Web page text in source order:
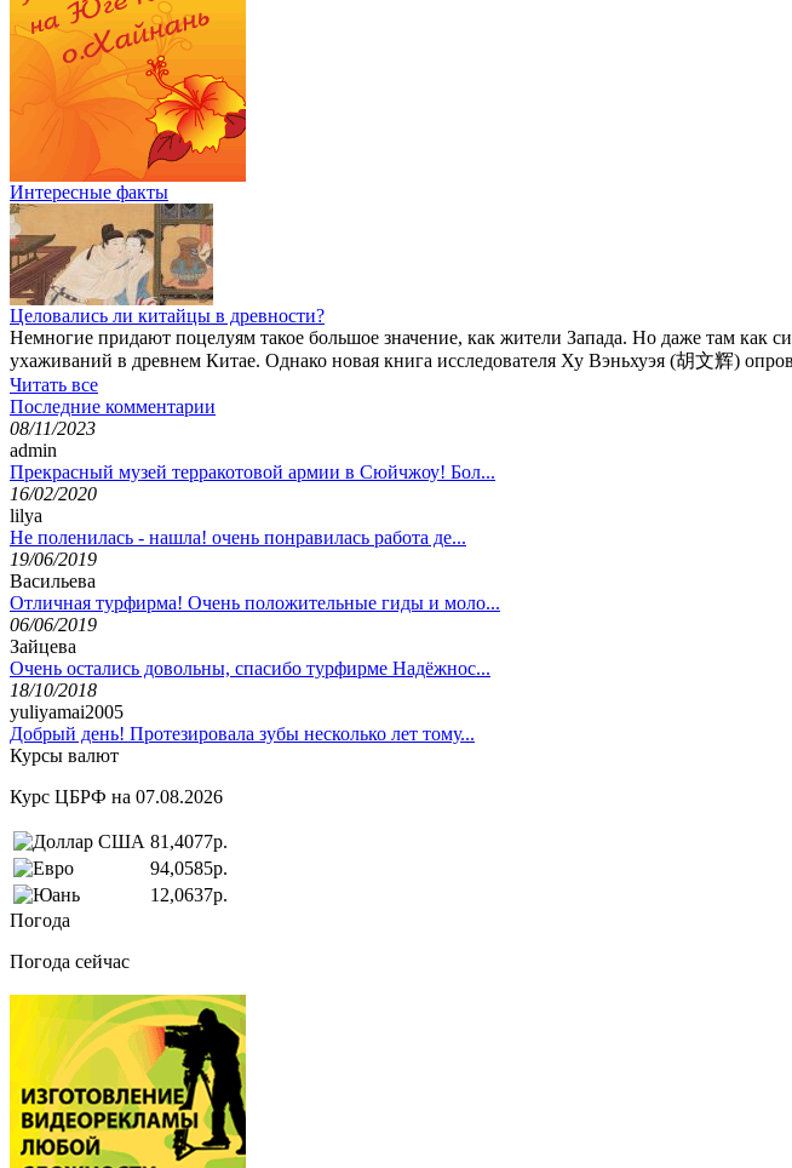
Интересные факты
Целовались ли китайцы в древности?
Немногие придают поцелуям такое большое значение, как жители Запада. Но даже там как
ухаживаний в древнем Китае. Однако новая книга исследователя Ху Вэньхуэя (胡文辉)
Читать все
Последние комментарии
08/11/2023
admin
Прекрасный музей терракотовой армии в Сюйчжоу! Бол...
16/02/2020
lilya
Не поленилась - нашла! очень понравилась работа де...
19/06/2019
Васильева
Отличная турфирма! Очень положительные гиды и моло...
06/06/2019
Зайцева
Очень остались довольны, спасибо турфирме Надёжнос...
18/10/2018
yuliyamai2005
Добрый день! Протезировала зубы несколько лет тому...
Курсы валют
Курс ЦБРФ на 07.08.2026
81,4077р.
94,0585р.
12,0637р.
Погода
Погода сейчас